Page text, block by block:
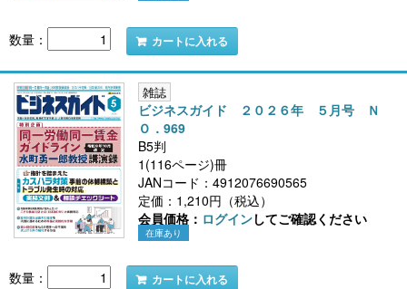
数量： カートに入れる
雑誌
ビジネスガイド ２０２６年 ５月号 Ｎ
Ｏ．969
B5判
1(116ページ)冊
JANコード：4912076690565
定価：1,210円（税込）
会員価格： ログインしてご確認ください
在庫あり
数量： カートに入れる